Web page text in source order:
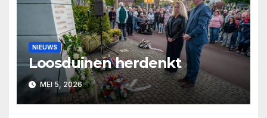
NIEUWS
Loosduinen herdenkt
MEI 5, 2026